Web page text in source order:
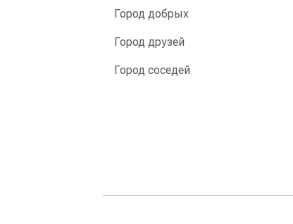
Город добрых
Город друзей
Город соседей